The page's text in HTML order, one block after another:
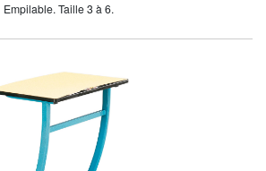
Empilable. Taille 3 à 6.